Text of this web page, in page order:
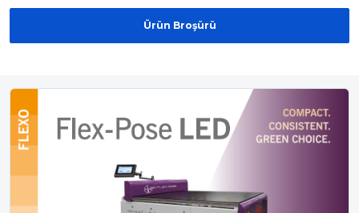
Ürün Broşürü